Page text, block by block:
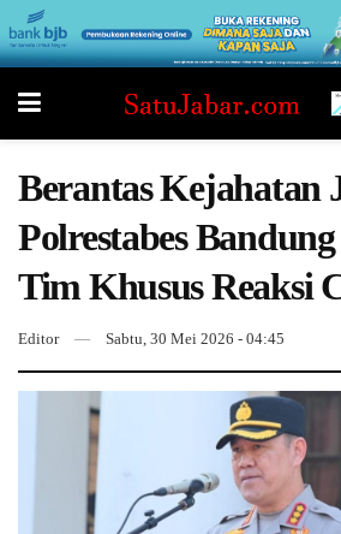
Berantas Kejahatan
Polrestabes
Tim Khusus Reaksi
Editor Sabtu, 30 Mei 2026 - 04:45